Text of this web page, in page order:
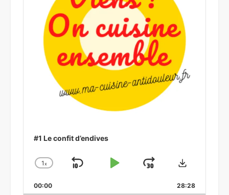
#1 Le confit d’endives
Change
Rate
1x
Skip
Play
Jump
Forward
Download
00:00 28:28